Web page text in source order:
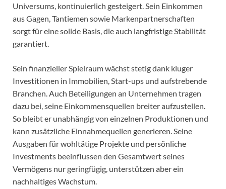
Universums, kontinuierlich gesteigert. Sein Einkommen
aus Gagen, Tantiemen sowie Markenpartnerschaften
sorgt für eine solide Basis, die auch langfristige Stabilität
garantiert.
Sein finanzieller Spielraum wächst stetig dank kluger
Investitionen in Immobilien, Start-ups und aufstrebende
Branchen. Auch Beteiligungen an Unternehmen tragen
dazu bei, seine Einkommensquellen breiter aufzustellen.
So bleibt er unabhängig von einzelnen Produktionen und
kann zusätzliche Einnahmequellen generieren. Seine
Ausgaben für wohltätige Projekte und persönliche
Investments beeinflussen den Gesamtwert seines
Vermögens nur geringfügig, unterstützen aber ein
nachhaltiges Wachstum.